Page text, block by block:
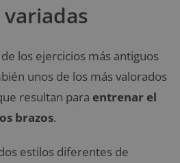
los ejercicios más antiguos
unos de los más valorados
resultan para entrenar el
brazos.
estilos diferentes de